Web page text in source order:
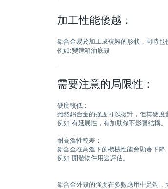
加工性能優越：
鋁合金易於加工成複雜的形狀，同時也
例如:變速箱油底殼
需要注意的局限性：
硬度較低：
雖然鋁合金的強度可以提升，但其硬度
例如:有延展性，有加肋條不影響結構。
耐高溫性較差：
鋁合金在高溫下的機械性能會顯著下降
例如:開發物件用途評估。
鋁合金外殼的強度在多數應用中足夠，